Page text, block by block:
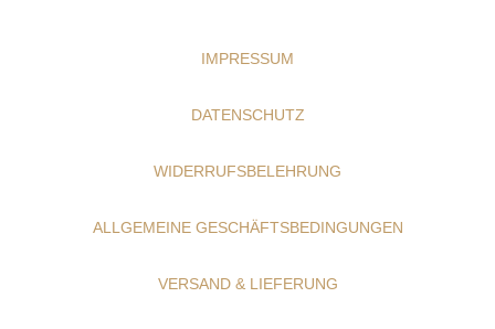
IMPRESSUM
DATENSCHUTZ
WIDERRUFSBELEHRUNG
ALLGEMEINE GESCHÄFTSBEDINGUNGEN
VERSAND & LIEFERUNG